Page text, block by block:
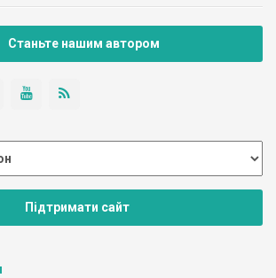
Станьте нашим автором
Підтримати сайт